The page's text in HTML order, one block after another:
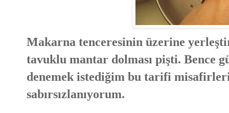
Makarna tenceresinin üzerine
tavuklu mantar dolması pişti. Bence
denemek istediğim bu tarifi
sabırsızlanıyorum.